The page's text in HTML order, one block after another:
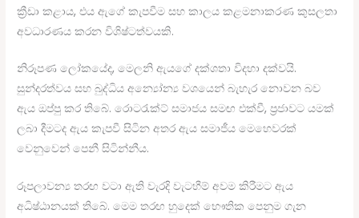
ක්‍රීඩා කළාය, එය ඇගේ කැපවීම සහ කාලය කළමනාකරණ කුසලතා
අවධාරණය කරන විශිෂ්ටත්වයකි.
නිරූපණ ලෝකයේද, මෙලනි ඇයගේ දක්ශතා විදහා දක්වයි.
සුන්දරත්වය සහ බුද්ධිය අන්‍යෝන්‍ය වශයෙන් බැහැර නොවන බව
ඇය ඔප්පු කර තිබේ. රොටරැක්ට් සමාජය සමඟ එක්වී, ප්‍රජාවට යමක්
ලබා දීමටද ඇය කැපවී සිටින අතර ඇය සමාජීය මෙහෙවරක්
වෙනුවෙන් පෙනී සිටින්නීය.
රූපලාවන්‍ය තරඟ වටා ඇති වැරදි වැටහීම් අවම කිරීමට ඇය
අධිෂ්ඨානයක් තිබේ. මෙම තරඟ හුදෙක් භෞතික පෙනුම ගැන